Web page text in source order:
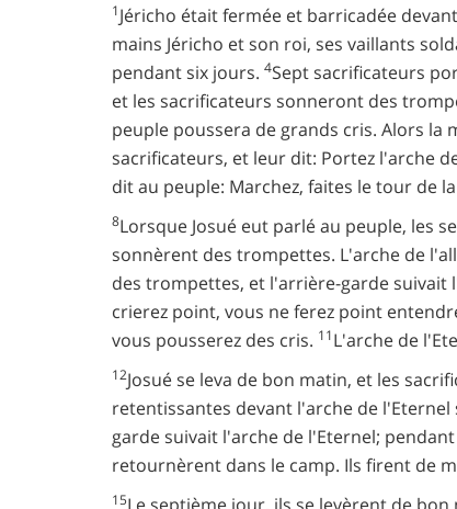
1Jéricho était fermée et barricadée
mains Jéricho et son roi, ses vaillants
pendant six jours. 4Sept sacrificateurs
et les sacrificateurs sonneront des
peuple poussera de grands cris. Alors la
sacrificateurs, et leur dit: Portez l'arche
dit au peuple: Marchez, faites le tour de
8Lorsque Josué eut parlé au peuple, les
sonnèrent des trompettes. L'arche de
des trompettes, et l'arrière-garde
crierez point, vous ne ferez point
vous pousserez des cris. 11L'arche de
12Josué se leva de bon matin, et les
retentissantes devant l'arche de
garde suivait l'arche de l'Eternel;
retournèrent dans le camp. Ils firent de
15